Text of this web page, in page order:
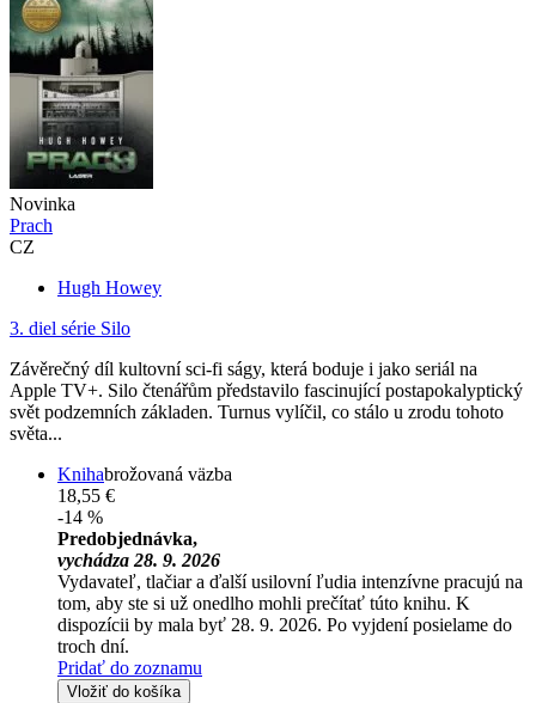
Novinka
Prach
CZ
Hugh Howey
3. diel série Silo
Závěrečný díl kultovní sci-fi ságy, která boduje i jako seriál na
Apple TV+. Silo čtenářům představilo fascinující postapokalyptický
svět podzemních základen. Turnus vylíčil, co stálo u zrodu tohoto
světa...
Knihabrožovaná väzba
18,55 €
-14 %
Predobjednávka,
vychádza 28. 9. 2026
Vydavateľ, tlačiar a ďalší usilovní ľudia intenzívne pracujú na
tom, aby ste si už onedlho mohli prečítať túto knihu. K
dispozícii by mala byť 28. 9. 2026. Po vyjdení posielame do
troch dní.
Pridať do zoznamu
Vložiť do košíka